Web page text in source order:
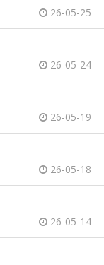
26-05-25
26-05-24
26-05-19
26-05-18
26-05-14